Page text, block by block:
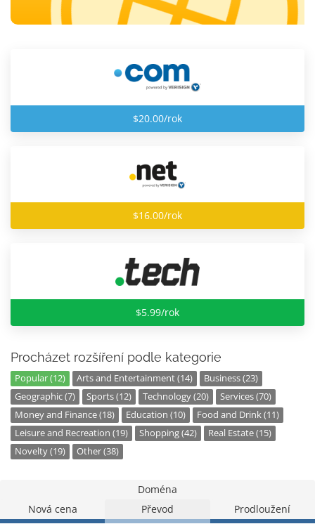
$20.00/rok
$16.00/rok
$5.99/rok
Procházet rozšíření podle kategorie
Popular (12) Arts and Entertainment (14)
Business (23)
Geographic (7)
Sports (12) Technology (20)
Services (70)
Money and Finance (18)
Education (10)
Food and Drink (11)
Leisure and Recreation (19)
Shopping (42)
Real Estate (15)
Novelty (19)
Other (38)
Doména
Nová cena
Převod Prodloužení